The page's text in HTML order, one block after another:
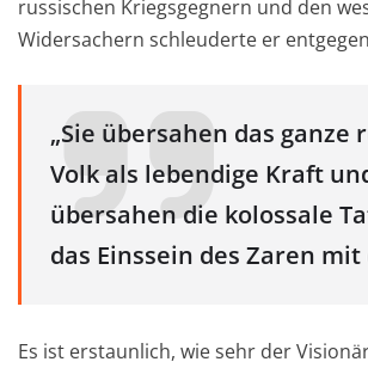
russischen Kriegsgegnern und den
Widersachern schleuderte er
„Sie übersahen das ganze
Volk als lebendige Kraft
übersahen die kolossale
das Einssein des Zaren mit
Es ist erstaunlich, wie sehr der